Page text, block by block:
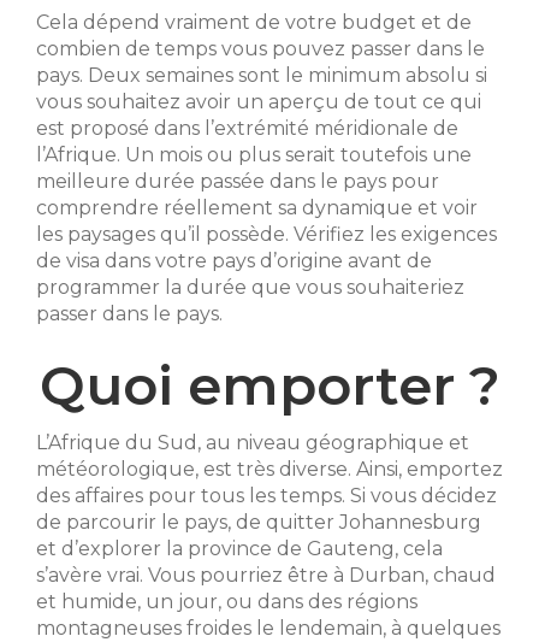
Cela dépend vraiment de votre budget et de
combien de temps vous pouvez passer dans le
pays. Deux semaines sont le minimum absolu si
vous souhaitez avoir un aperçu de tout ce qui
est proposé dans l’extrémité méridionale de
l’Afrique. Un mois ou plus serait toutefois une
meilleure durée passée dans le pays pour
comprendre réellement sa dynamique et voir
les paysages qu’il possède. Vérifiez les exigences
de visa dans votre pays d’origine avant de
programmer la durée que vous souhaiteriez
passer dans le pays.
Quoi emporter ?
L’Afrique du Sud, au niveau géographique et
météorologique, est très diverse. Ainsi, emportez
des affaires pour tous les temps. Si vous décidez
de parcourir le pays, de quitter Johannesburg
et d’explorer la province de Gauteng, cela
s’avère vrai. Vous pourriez être à Durban, chaud
et humide, un jour, ou dans des régions
montagneuses froides le lendemain, à quelques